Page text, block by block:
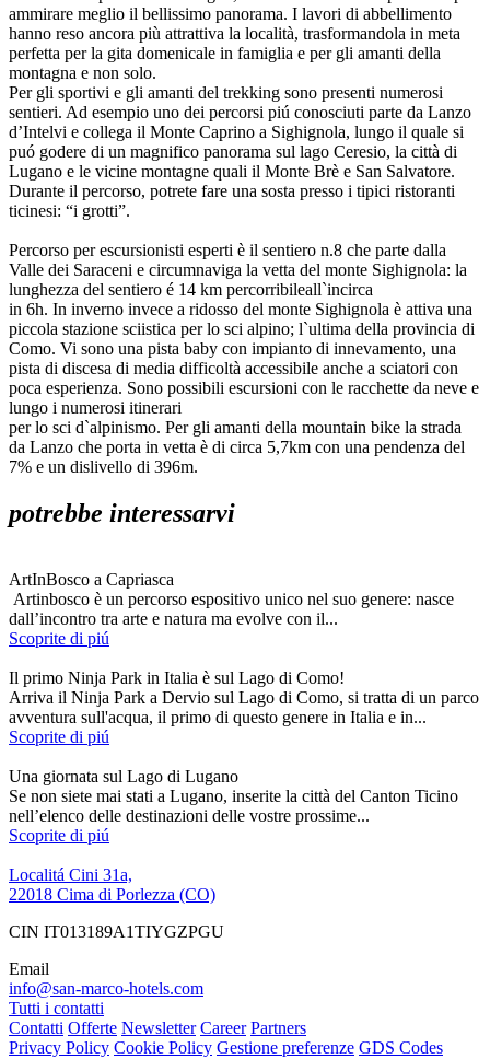
ammirare meglio il bellissimo panorama. I lavori di abbellimento
hanno reso ancora più attrattiva la località, trasformandola in meta
perfetta per la gita domenicale in famiglia e per gli amanti della
montagna e non solo.
Per gli sportivi e gli amanti del trekking sono presenti numerosi
sentieri. Ad esempio uno dei percorsi piú conosciuti parte da Lanzo
d’Intelvi e collega il Monte Caprino a Sighignola, lungo il quale si
puó godere di un magnifico panorama sul lago Ceresio, la città di
Lugano e le vicine montagne quali il Monte Brè e San Salvatore.
Durante il percorso, potrete fare una sosta presso i tipici ristoranti
ticinesi: “i grotti”.
Percorso per escursionisti esperti è il sentiero n.8 che parte dalla
Valle dei Saraceni e circumnaviga la vetta del monte Sighignola: la
lunghezza del sentiero é 14 km percorribileall`incirca
in 6h. In inverno invece a ridosso del monte Sighignola è attiva una
piccola stazione sciistica per lo sci alpino; l`ultima della provincia di
Como. Vi sono una pista baby con impianto di innevamento, una
pista di discesa di media difficoltà accessibile anche a sciatori con
poca esperienza. Sono possibili escursioni con le racchette da neve e
lungo i numerosi itinerari
per lo sci d`alpinismo. Per gli amanti della mountain bike la strada
da Lanzo che porta in vetta è di circa 5,7km con una pendenza del
7% e un dislivello di 396m.
potrebbe interessarvi
ArtInBosco a Capriasca
Artinbosco è un percorso espositivo unico nel suo genere: nasce
dall’incontro tra arte e natura ma evolve con il...
Scoprite di piú
Il primo Ninja Park in Italia è sul Lago di Como!
Arriva il Ninja Park a Dervio sul Lago di Como, si tratta di un parco
avventura sull'acqua, il primo di questo genere in Italia e in...
Scoprite di piú
Una giornata sul Lago di Lugano
Se non siete mai stati a Lugano, inserite la città del Canton Ticino
nell’elenco delle destinazioni delle vostre prossime...
Scoprite di piú
Localitá Cini 31a,
22018 Cima di Porlezza (CO)
CIN IT013189A1TIYGZPGU
Email
info@san-marco-hotels.com
Tutti i contatti
Contatti Offerte Newsletter Career Partners
Privacy Policy Cookie Policy Gestione preferenze GDS Codes